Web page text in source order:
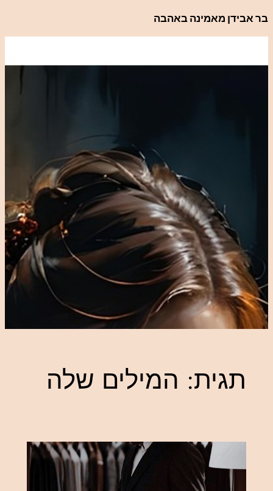
לדלג
בר אבידן מאמינה באהבה
תגית: המילים שלה